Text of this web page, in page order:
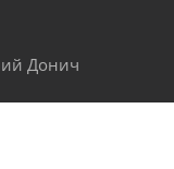
Донич